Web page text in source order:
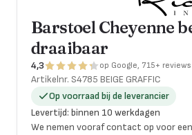
Barstoel Cheyenne
draaibaar
4,3 op Google, 715+
Artikelnr. S4785 BEIGE GRAFFIC
Op voorraad bij de leverancier
Levertijd: binnen 10 werkdagen
We nemen vooraf contact op voor